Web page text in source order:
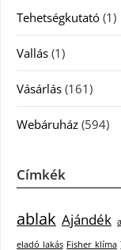
Tehetségkutató (1)
Vallás (1)
Vásárlás (161)
Webáruház (594)
Címkék
ablak Ajándék
eladó lakás Fisher klíma